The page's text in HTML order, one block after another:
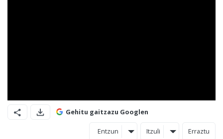
Gehitu gaitzazu Googlen
Entzun Itzuli Erraztu